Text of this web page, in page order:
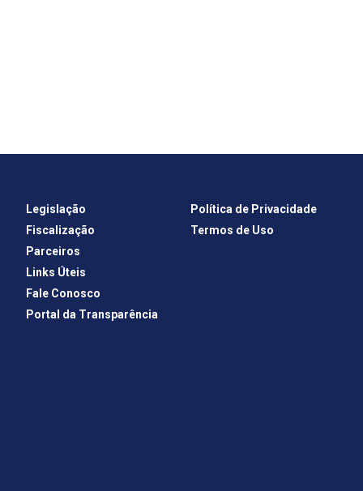
Legislação
Fiscalização
Parceiros
Links Úteis
Fale Conosco
Portal da Transparência
Política de Privacidade
Termos de Uso